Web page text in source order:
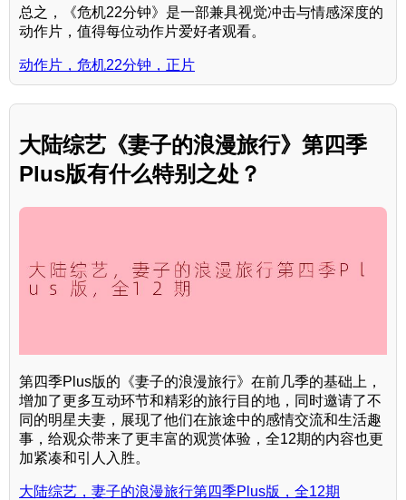
总之，《危机22分钟》是一部兼具视觉冲击与情感深度的
动作片，值得每位动作片爱好者观看。
动作片，危机22分钟，正片
大陆综艺《妻子的浪漫旅行》第四季
Plus版有什么特别之处？
第四季Plus版的《妻子的浪漫旅行》在前几季的基础上，
增加了更多互动环节和精彩的旅行目的地，同时邀请了不
同的明星夫妻，展现了他们在旅途中的感情交流和生活趣
事，给观众带来了更丰富的观赏体验，全12期的内容也更
加紧凑和引人入胜。
大陆综艺，妻子的浪漫旅行第四季Plus版，全12期